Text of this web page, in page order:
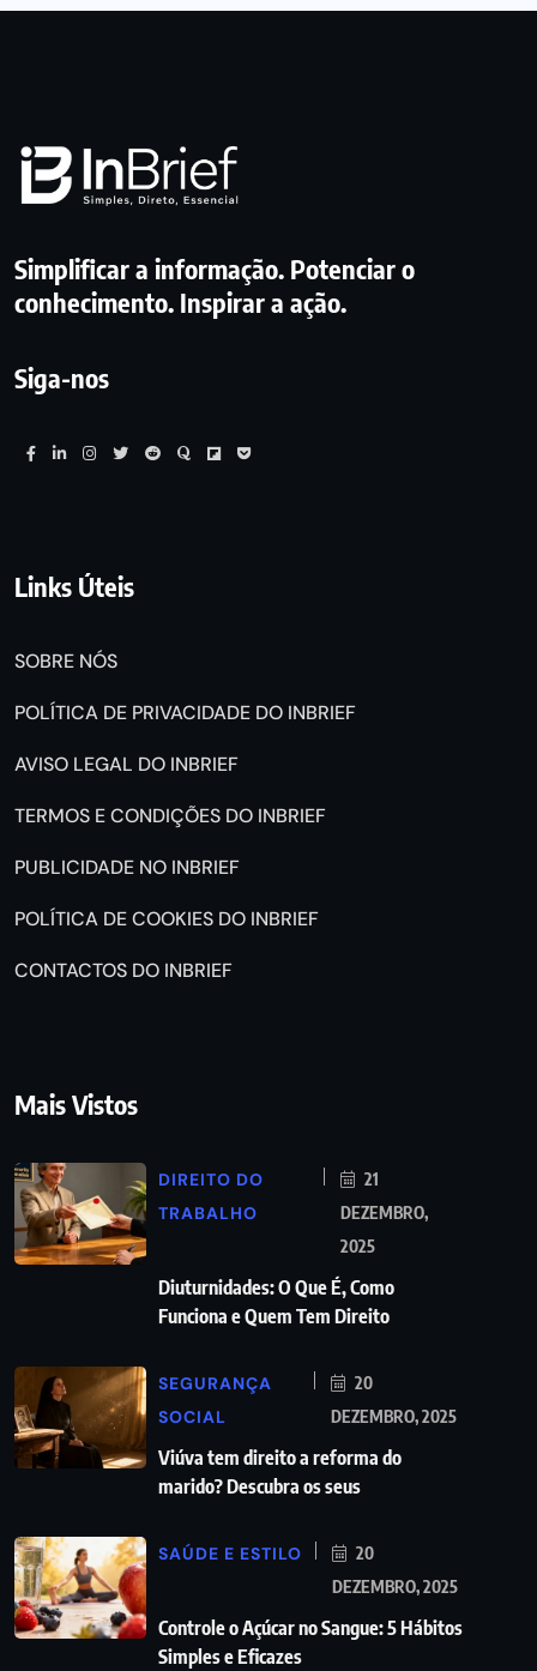
Simplificar a informação. Potenciar o
conhecimento. Inspirar a ação.
Siga-nos
Links Úteis
SOBRE NÓS
POLÍTICA DE PRIVACIDADE DO INBRIEF
AVISO LEGAL DO INBRIEF
TERMOS E CONDIÇÕES DO INBRIEF
PUBLICIDADE NO INBRIEF
POLÍTICA DE COOKIES DO INBRIEF
CONTACTOS DO INBRIEF
Mais Vistos
DIREITO DO
TRABALHO
21
DEZEMBRO,
2025
Diuturnidades: O Que É, Como
Funciona e Quem Tem Direito
SEGURANÇA
SOCIAL
20
DEZEMBRO, 2025
Viúva tem direito a reforma do
marido? Descubra os seus
SAÚDE E ESTILO
20
DEZEMBRO, 2025
Controle o Açúcar no Sangue: 5 Hábitos
Simples e Eficazes